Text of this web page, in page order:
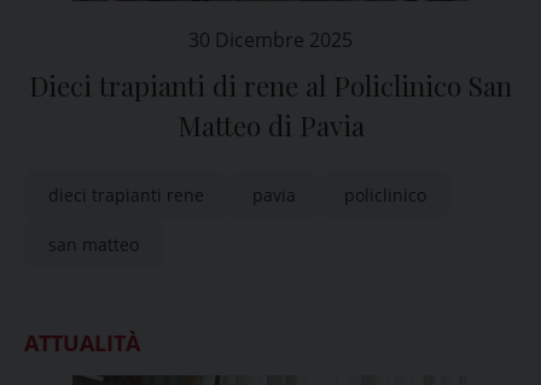
30 Dicembre 2025
Dieci trapianti di rene al Policlinico San
Matteo di Pavia
dieci trapianti rene pavia policlinico
san matteo
ATTUALITÀ